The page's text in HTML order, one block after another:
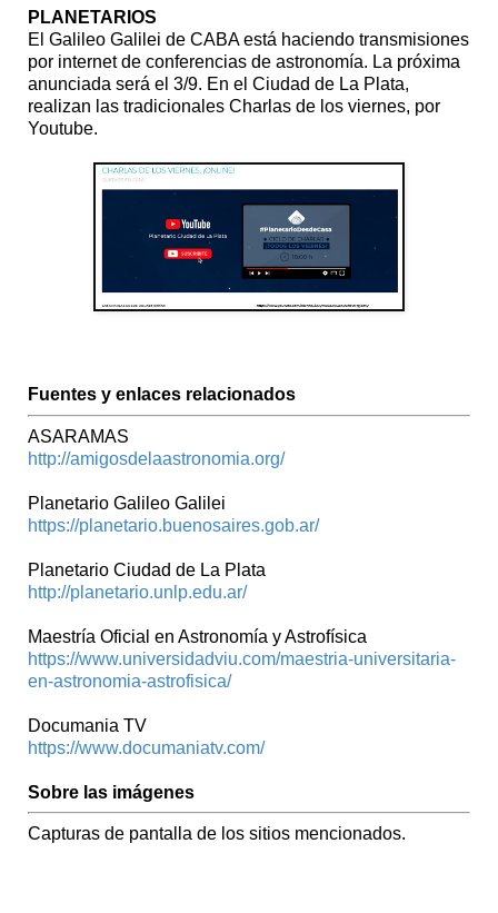
PLANETARIOS
El Galileo Galilei de CABA está haciendo transmisiones
por internet de conferencias de astronomía. La próxima
anunciada será el 3/9. En el Ciudad de La Plata,
realizan las tradicionales Charlas de los viernes, por
Youtube.
Fuentes y enlaces relacionados
ASARAMAS
http://amigosdelaastronomia.org/
Planetario Galileo Galilei
https://planetario.buenosaires.gob.ar/
Planetario Ciudad de La Plata
http://planetario.unlp.edu.ar/
Maestría Oficial en Astronomía y Astrofísica
https://www.universidadviu.com/maestria-universitaria-
en-astronomia-astrofisica/
Documania TV
https://www.documaniatv.com/
Sobre las imágenes
Capturas de pantalla de los sitios mencionados.